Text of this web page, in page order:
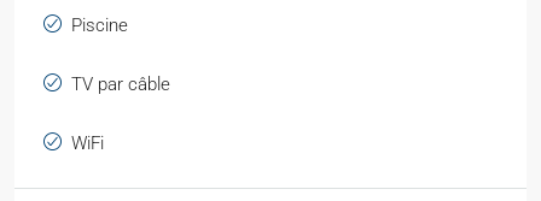
Piscine
TV par câble
WiFi